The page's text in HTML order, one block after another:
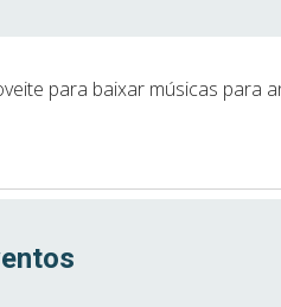
para baixar músicas para